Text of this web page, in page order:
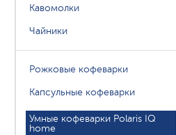
Кавомолки
Чайники
Рожковые кофеварки
Капсульные кофеварки
Умные кофеварки Polaris IQ
home